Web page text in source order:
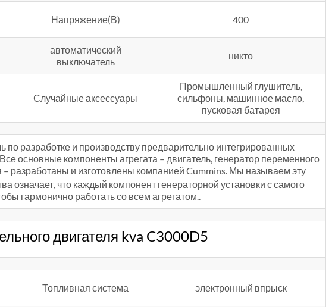
Напряжение(В) 400
автоматический
выключатель
никто
Случайные аксессуары
Промышленный глушитель,
сильфоны, машинное масло,
пусковая батарея
разработке и производству предварительно интегрированных
основные компоненты агрегата – двигатель, генератор переменного
разработаны и изготовлены компанией Cummins. Мы называем эту
означает, что каждый компонент генераторной установки с самого
гармонично работать со всем агрегатом..
двигателя kva C3000D5
Топливная система электронный впрыск